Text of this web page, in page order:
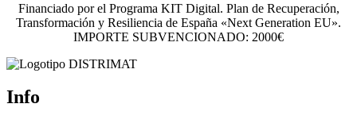
Financiado por el Programa KIT Digital. Plan de Recuperación,
Transformación y Resiliencia de España «Next Generation EU».
IMPORTE SUBVENCIONADO: 2000€
Info